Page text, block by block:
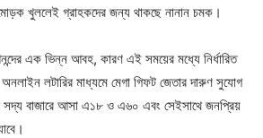
খুললেই গ্রাহকদের জন্য থাকছে নানান চমক।
এক ভিন্ন আবহ, কারণ এই সময়ের মধ্যে নির্ধারিত
লটারির মাধ্যমে মেগা গিফট জেতার দারুণ সুযোগ
বাজারে আসা এ১৮ ও এ৬০ এবং সেইসাথে জনপ্রিয়